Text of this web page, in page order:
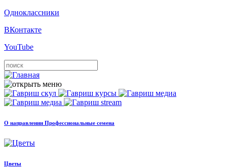
Одноклассники
ВКонтакте
YouTube
О направлении Профессиональные семена
Цветы